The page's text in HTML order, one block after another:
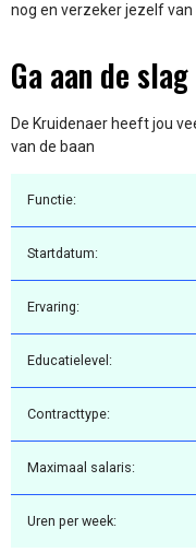
nog en verzeker jezelf van
Ga aan de
De Kruidenaer heeft jou
van de baan
Functie:
Startdatum:
Ervaring:
Educatielevel:
Contracttype:
Maximaal salaris:
Uren per week: